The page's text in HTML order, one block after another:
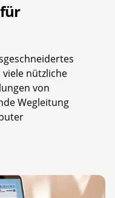
nützliche
von
Wegleitung